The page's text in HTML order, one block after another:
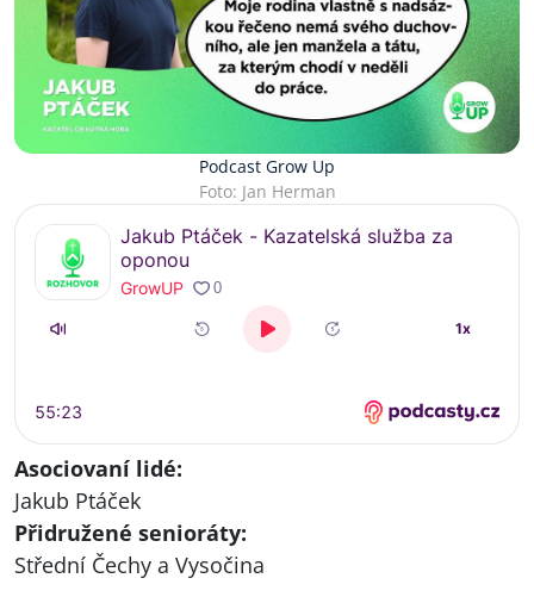
Podcast Grow Up
Foto: Jan Herman
Asociovaní lidé:
Jakub Ptáček
Přidružené senioráty:
Střední Čechy a Vysočina